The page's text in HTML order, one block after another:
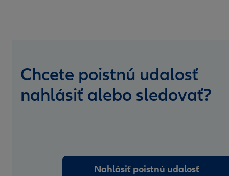
Chcete poistnú udalosť
nahlásiť alebo sledovať?
Nahlásiť poistnú udalosť